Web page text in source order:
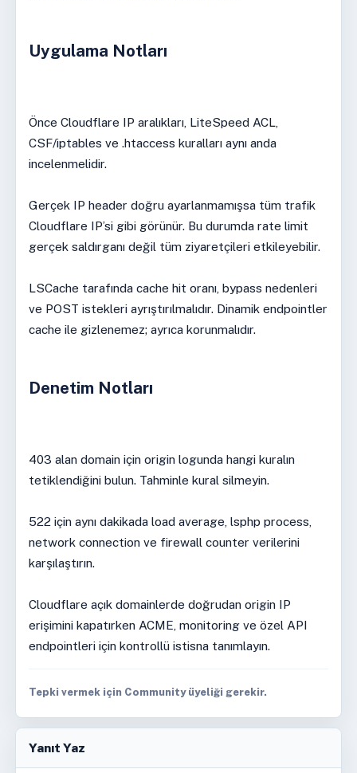
Uygulama Notları
Önce Cloudflare IP aralıkları, LiteSpeed ACL,
CSF/iptables ve .htaccess kuralları aynı anda
incelenmelidir.
Gerçek IP header doğru ayarlanmamışsa tüm trafik
Cloudflare IP’si gibi görünür. Bu durumda rate limit
gerçek saldırganı değil tüm ziyaretçileri etkileyebilir.
LSCache tarafında cache hit oranı, bypass nedenleri
ve POST istekleri ayrıştırılmalıdır. Dinamik endpointler
cache ile gizlenemez; ayrıca korunmalıdır.
Denetim Notları
403 alan domain için origin logunda hangi kuralın
tetiklendiğini bulun. Tahminle kural silmeyin.
522 için aynı dakikada load average, lsphp process,
network connection ve firewall counter verilerini
karşılaştırın.
Cloudflare açık domainlerde doğrudan origin IP
erişimini kapatırken ACME, monitoring ve özel API
endpointleri için kontrollü istisna tanımlayın.
Tepki vermek için Community üyeliği gerekir.
Yanıt Yaz